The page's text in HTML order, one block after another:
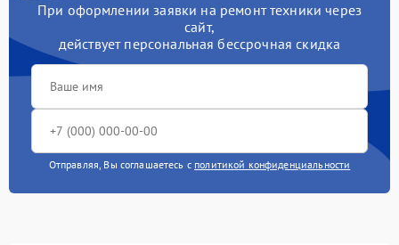
При оформлении заявки на ремонт техники через
сайт,
действует персональная бессрочная скидка
Отправляя, Вы соглашаетесь с политикой конфиденциальности